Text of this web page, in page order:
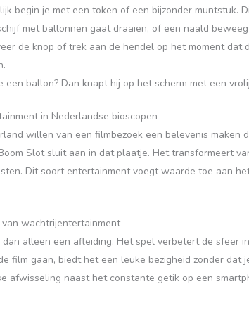
begin je met een token of een bijzonder muntstuk.
met ballonnen gaat draaien, of een naald
de knop of trek aan de hendel op het moment dat
een ballon? Dan knapt hij op het scherm met een
in Nederlandse bioscopen
willen van een filmbezoek een belevenis
Slot sluit aan in dat plaatje. Het transformeert
Dit soort entertainment voegt waarde toe aan
wachtrijentertainment
alleen een afleiding. Het spel verbetert de
film gaan, biedt het een leuke bezigheid zonder
afwisseling naast het constante getik op een